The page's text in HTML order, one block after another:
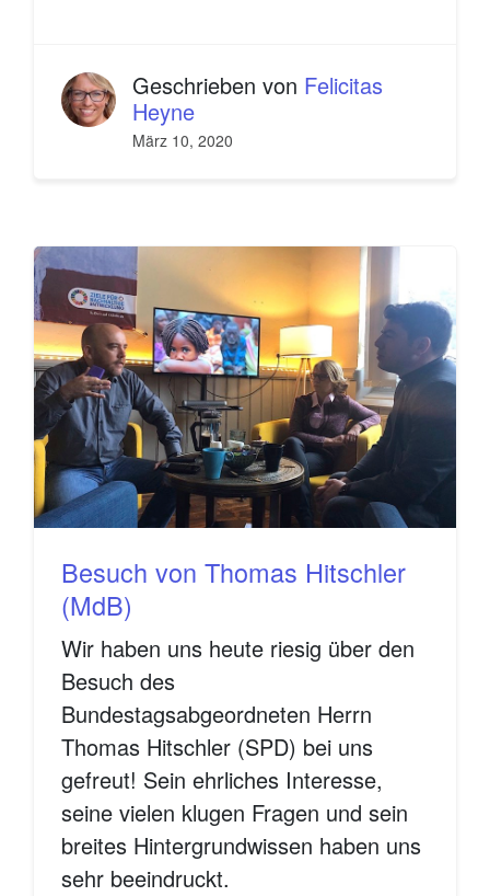
Geschrieben von Felicitas
Heyne
März 10, 2020
Besuch von Thomas Hitschler
(MdB)
Wir haben uns heute riesig über den
Besuch des
Bundestagsabgeordneten Herrn
Thomas Hitschler (SPD) bei uns
gefreut! Sein ehrliches Interesse,
seine vielen klugen Fragen und sein
breites Hintergrundwissen haben uns
sehr beeindruckt.